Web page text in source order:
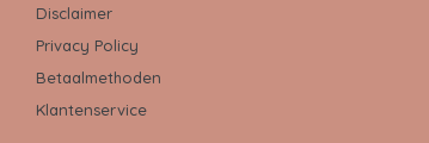
Disclaimer
Privacy Policy
Betaalmethoden
Klantenservice